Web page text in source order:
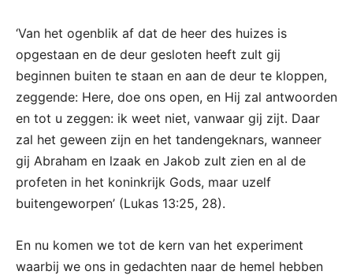
‘Van het ogenblik af dat de heer des huizes is
opgestaan en de deur gesloten heeft zult gij
beginnen buiten te staan en aan de deur te kloppen,
zeggende: Here, doe ons open, en Hij zal antwoorden
en tot u zeggen: ik weet niet, vanwaar gij zijt. Daar
zal het geween zijn en het tandengeknars, wanneer
gij Abraham en lzaak en Jakob zult zien en al de
profeten in het koninkrijk Gods, maar uzelf
buitengeworpen’ (Lukas 13:25, 28).
En nu komen we tot de kern van het experiment
waarbij we ons in gedachten naar de hemel hebben